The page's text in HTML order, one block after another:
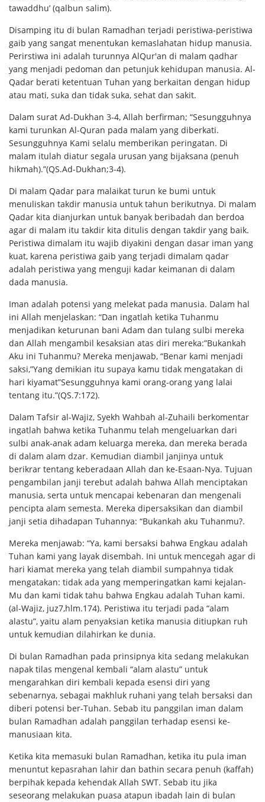
tawaddhu’ (qalbun salim).
Disamping itu di bulan Ramadhan terjadi peristiwa-peristiwa
gaib yang sangat menentukan kemaslahatan hidup manusia.
Perirstiwa ini adalah turunnya AlQur'an di malam qadhar
yang menjadi pedoman dan petunjuk kehidupan manusia. Al-
Qadar berati ketentuan Tuhan yang berkaitan dengan hidup
atau mati, suka dan tidak suka, sehat dan sakit.
Dalam surat Ad-Dukhan 3-4, Allah berfirman; “Sesungguhnya
kami turunkan Al-Quran pada malam yang diberkati.
Sesungguhnya Kami selalu memberikan peringatan. Di
malam itulah diatur segala urusan yang bijaksana (penuh
hikmah).”(QS.Ad-Dukhan;3-4).
Di malam Qadar para malaikat turun ke bumi untuk
menuliskan takdir manusia untuk tahun berikutnya. Di malam
Qadar kita dianjurkan untuk banyak beribadah dan berdoa
agar di malam itu takdir kita ditulis dengan takdir yang baik.
Peristiwa dimalam itu wajib diyakini dengan dasar iman yang
kuat, karena peristiwa gaib yang terjadi dimalam qadar
adalah peristiwa yang menguji kadar keimanan di dalam
dada manusia.
Iman adalah potensi yang melekat pada manusia. Dalam hal
ini Allah menjelaskan: “Dan ingatlah ketika Tuhanmu
menjadikan keturunan bani Adam dan tulang sulbi mereka
dan Allah mengambil kesaksian atas diri mereka:”Bukankah
Aku ini Tuhanmu? Mereka menjawab, “Benar kami menjadi
saksi,”Yang demikian itu supaya kamu tidak mengatakan di
hari kiyamat”Sesungguhnya kami orang-orang yang lalai
tentang itu.”(QS.7:172).
Dalam Tafsir al-Wajiz, Syekh Wahbah al-Zuhaili berkomentar
ingatlah bahwa ketika Tuhanmu telah mengeluarkan dari
sulbi anak-anak adam keluarga mereka, dan mereka berada
di dalam alam dzar. Kemudian diambil janjinya untuk
berikrar tentang keberadaan Allah dan ke-Esaan-Nya. Tujuan
pengambilan janji terebut adalah bahwa Allah menciptakan
manusia, serta untuk mencapai kebenaran dan mengenali
pencipta alam semesta. Mereka dipersaksikan dan diambil
janji setia dihadapan Tuhannya: “Bukankah aku Tuhanmu?.
Mereka menjawab: “Ya, kami bersaksi bahwa Engkau adalah
Tuhan kami yang layak disembah. Ini untuk mencegah agar di
hari kiamat mereka yang telah diambil sumpahnya tidak
mengatakan: tidak ada yang memperingatkan kami kejalan-
Mu dan kami tidak tahu bahwa Engkau adalah Tuhan kami.
(al-Wajiz, juz7,hlm.174). Peristiwa itu terjadi pada “alam
alastu”, yaitu alam penyaksian ketika manusia ditiupkan ruh
untuk kemudian dilahirkan ke dunia.
Di bulan Ramadhan pada prinsipnya kita sedang melakukan
napak tilas mengenal kembali “alam alastu” untuk
mengarahkan diri kembali kepada esensi diri yang
sebenarnya, sebagai makhluk ruhani yang telah bersaksi dan
diberi potensi ber-Tuhan. Sebab itu panggilan iman dalam
bulan Ramadhan adalah panggilan terhadap esensi ke-
manusiaan kita.
Ketika kita memasuki bulan Ramadhan, ketika itu pula iman
menuntut kepasrahan lahir dan bathin secara penuh (kaffah)
berpihak kepada kehendak Allah SWT. Sebab itu jika
seseorang melakukan puasa atapun ibadah lain di bulan